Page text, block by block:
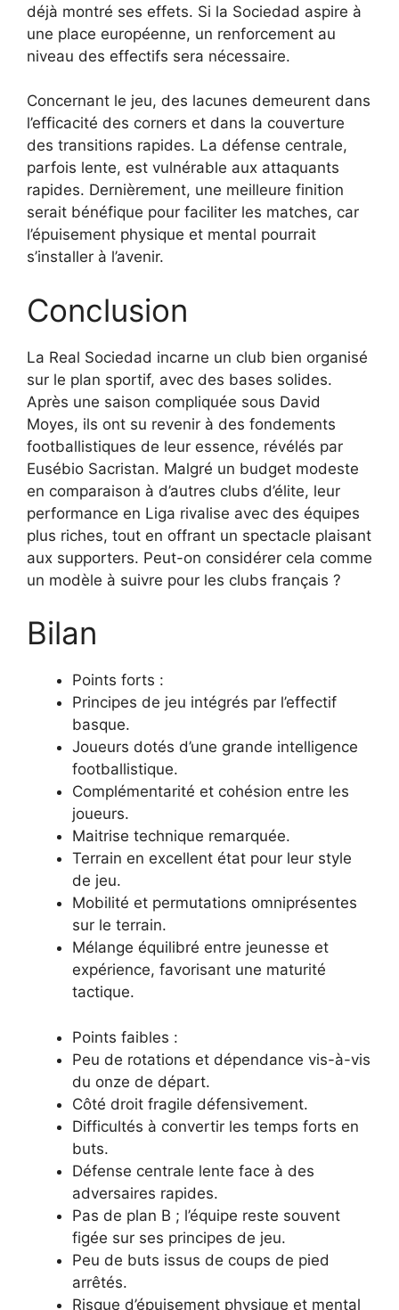
déjà montré ses effets. Si la Sociedad aspire à
une place européenne, un renforcement au
niveau des effectifs sera nécessaire.
Concernant le jeu, des lacunes demeurent dans
l’efficacité des corners et dans la couverture
des transitions rapides. La défense centrale,
parfois lente, est vulnérable aux attaquants
rapides. Dernièrement, une meilleure finition
serait bénéfique pour faciliter les matches, car
l’épuisement physique et mental pourrait
s’installer à l’avenir.
Conclusion
La Real Sociedad incarne un club bien organisé
sur le plan sportif, avec des bases solides.
Après une saison compliquée sous David
Moyes, ils ont su revenir à des fondements
footballistiques de leur essence, révélés par
Eusébio Sacristan. Malgré un budget modeste
en comparaison à d’autres clubs d’élite, leur
performance en Liga rivalise avec des équipes
plus riches, tout en offrant un spectacle plaisant
aux supporters. Peut-on considérer cela comme
un modèle à suivre pour les clubs français ?
Bilan
Points forts :
Principes de jeu intégrés par l’effectif
basque.
Joueurs dotés d’une grande intelligence
footballistique.
Complémentarité et cohésion entre les
joueurs.
Maitrise technique remarquée.
Terrain en excellent état pour leur style
de jeu.
Mobilité et permutations omniprésentes
sur le terrain.
Mélange équilibré entre jeunesse et
expérience, favorisant une maturité
tactique.
Points faibles :
Peu de rotations et dépendance vis-à-vis
du onze de départ.
Côté droit fragile défensivement.
Difficultés à convertir les temps forts en
buts.
Défense centrale lente face à des
adversaires rapides.
Pas de plan B ; l’équipe reste souvent
figée sur ses principes de jeu.
Peu de buts issus de coups de pied
arrêtés.
Risque d’épuisement physique et mental